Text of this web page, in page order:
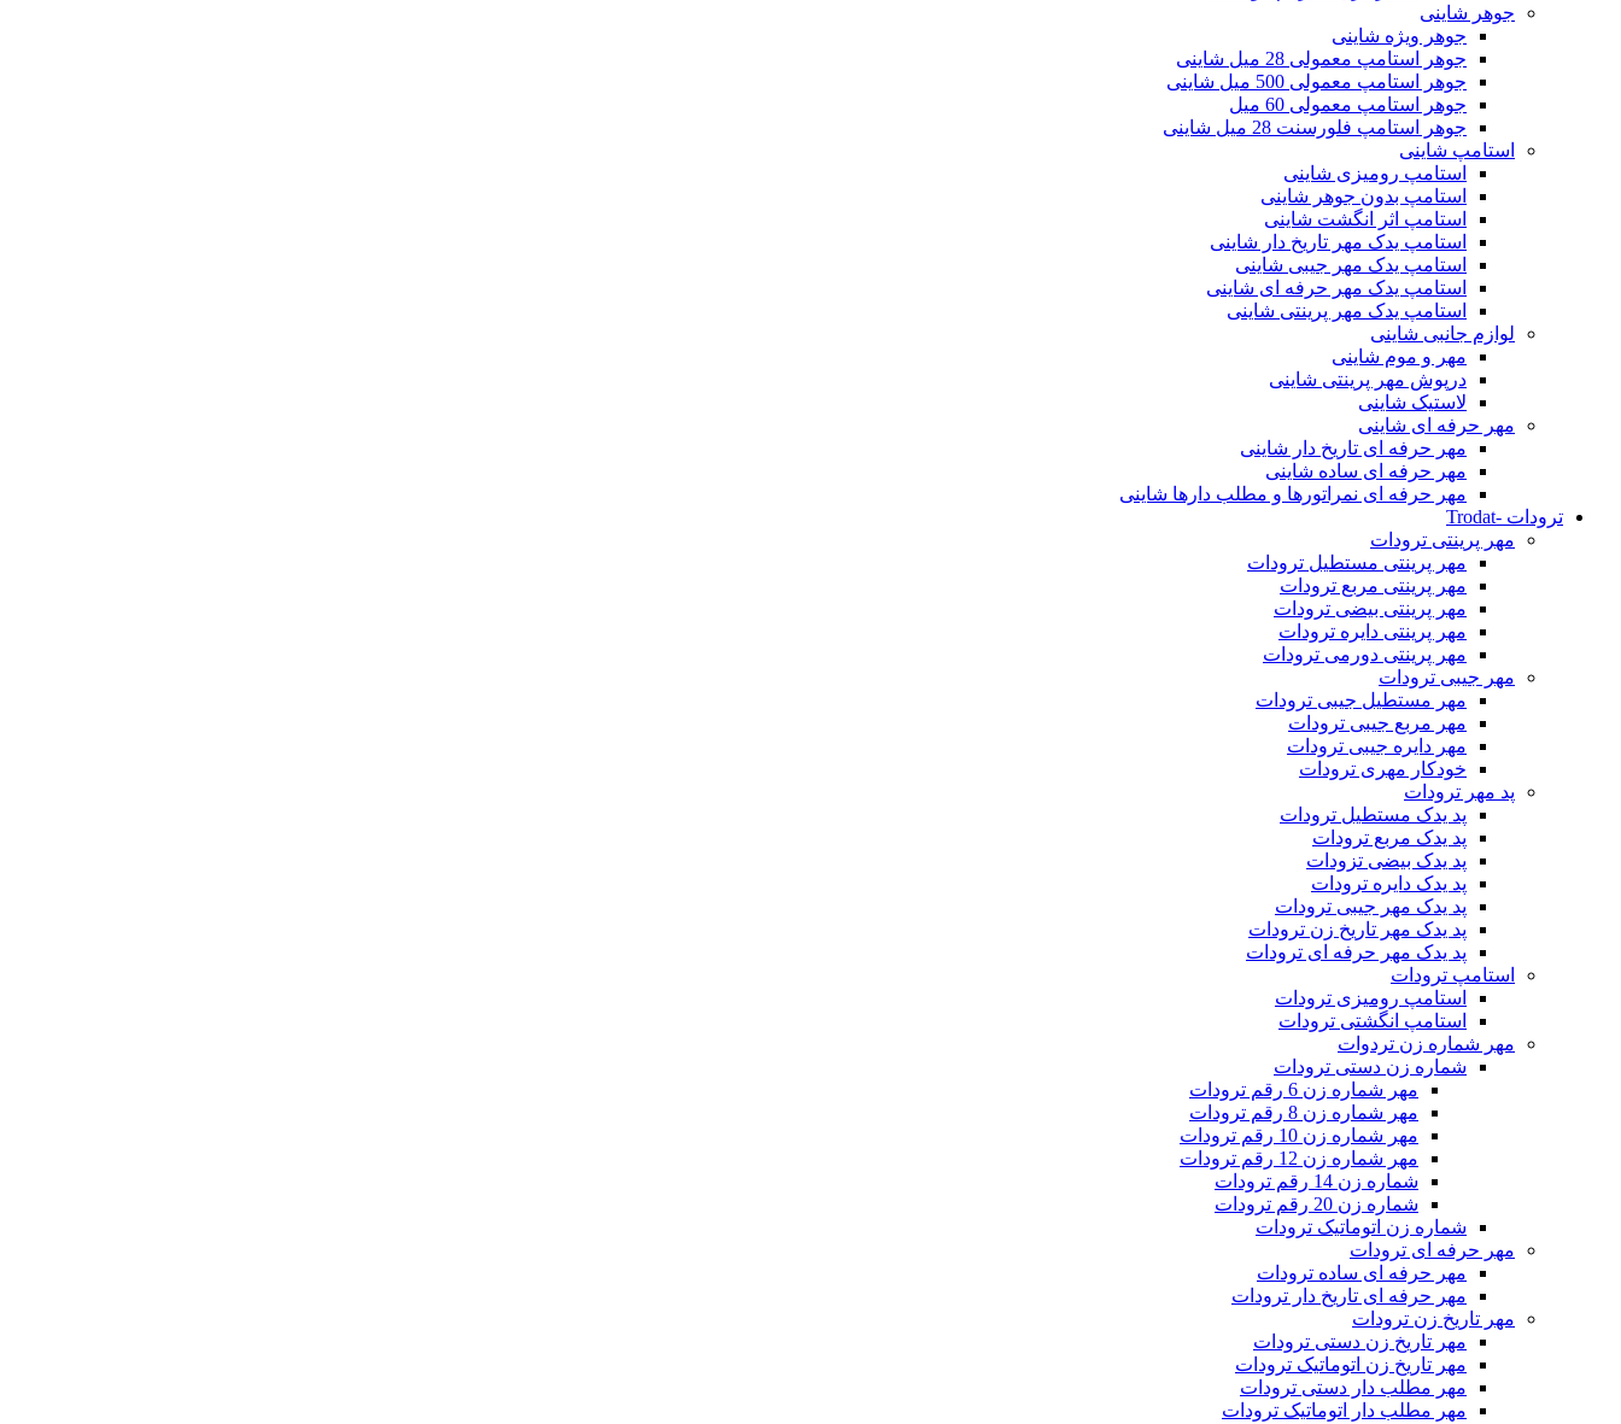
جوهر شاینی
جوهر ویژه شاینی
جوهر استامپ معمولی 28 میل شاینی
جوهر استامپ معمولی 500 میل شاینی
جوهر استامپ معمولی 60 میل
جوهر استامپ فلورسنت 28 میل شاینی
استامپ شاینی
استامپ رومیزی شاینی
استامپ بدون جوهر شاینی
استامپ اثر انگشت شاینی
استامپ یدک مهر تاریخ دار شاینی
استامپ یدک مهر جیبی شاینی
استامپ یدک مهر حرفه ای شاینی
استامپ یدک مهر پرینتی شاینی
لوازم جانبی شاینی
مهر و موم شاینی
درپوش مهر پرینتی شاینی
لاستیک شاینی
مهر حرفه ای شاینی
مهر حرفه ای تاریخ دار شاینی
مهر حرفه ای ساده شاینی
مهر حرفه ای نمراتورها و مطلب دارها شاینی
ترودات -Trodat
مهر پرینتی ترودات
مهر پرینتی مستطیل ترودات
مهر پرینتی مربع ترودات
مهر پرینتی بیضی ترودات
مهر پرینتی دایره ترودات
مهر پرینتی دورمی ترودات
مهر جیبی ترودات
مهر مستطیل جیبی ترودات
مهر مربع جیبی ترودات
مهر دایره جیبی ترودات
خودکار مهری ترودات
پد مهر ترودات
پد یدک مستطیل ترودات
پد یدک مربع ترودات
پد یدک بیضی تزودات
پد یدک دایره ترودات
پد یدک مهر جیبی ترودات
پد یدک مهر تاریخ زن ترودات
پد یدک مهر حرفه ای ترودات
استامپ ترودات
استامپ رومیزی ترودات
استامپ انگشتی ترودات
مهر شماره زن تردوات
شماره زن دستی ترودات
مهر شماره زن 6 رقم ترودات
مهر شماره زن 8 رقم ترودات
مهر شماره زن 10 رقم ترودات
مهر شماره زن 12 رقم ترودات
شماره زن 14 رقم ترودات
شماره زن 20 رقم ترودات
شماره زن اتوماتیک ترودات
مهر حرفه ای ترودات
مهر حرفه ای ساده ترودات
مهر حرفه ای تاریخ دار ترودات
مهر تاریخ زن ترودات
مهر تاریخ زن دستی ترودات
مهر تاریخ زن اتوماتیک ترودات
مهر مطلب دار دستی ترودات
مهر مطلب دار اتوماتیک ترودات